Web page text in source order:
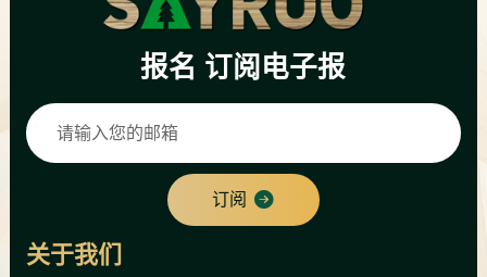
报名 订阅电子报
订阅
关于我们